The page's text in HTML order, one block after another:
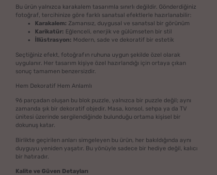
Bu ürün yalnızca karakalem tasarımla sınırlı değildir. Gönderdiğiniz
fotoğraf, tercihinize göre farklı sanatsal efektlerle hazırlanabilir:
Karakalem: Zamansız, duygusal ve sanatsal bir görünüm
Karikatür: Eğlenceli, enerjik ve gülümseten bir stil
İllüstrasyon: Modern, sade ve dekoratif bir estetik
Seçtiğiniz efekt, fotoğrafın ruhuna uygun şekilde özel olarak
uygulanır. Her tasarım kişiye özel hazırlandığı için ortaya çıkan
sonuç tamamen benzersizdir.
Hem Dekoratif Hem Anlamlı
96 parçadan oluşan bu blok puzzle, yalnızca bir puzzle değil; aynı
zamanda şık bir dekoratif objedir. Masa, konsol, sehpa ya da TV
ünitesi üzerinde sergilendiğinde bulunduğu ortama kişisel bir
dokunuş katar.
Birlikte geçirilen anları simgeleyen bu ürün, her bakıldığında aynı
duyguyu yeniden yaşatır. Bu yönüyle sadece bir hediye değil, kalıcı
bir hatıradır.
Kalite ve Güven Detayları